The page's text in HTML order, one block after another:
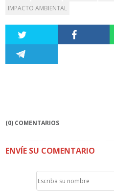
IMPACTO AMBIENTAL
(0) COMENTARIOS
ENVÍE SU COMENTARIO